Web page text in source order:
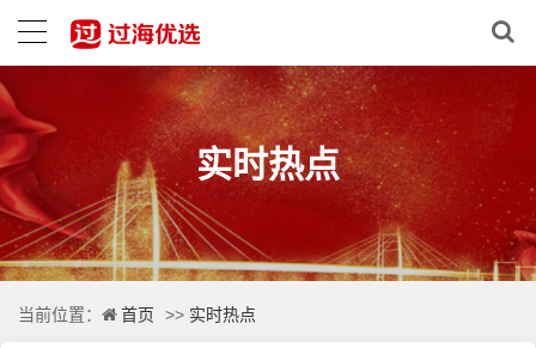
实时热点
当前位置： 首页 >> 实时热点